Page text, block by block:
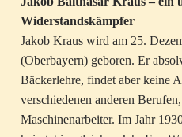
Widerstandskämpfer
Jakob Kraus wird am 25.
(Oberbayern) geboren. Er
Bäckerlehre, findet aber keine
verschiedenen anderen
Maschinenarbeiter. Im Jahr